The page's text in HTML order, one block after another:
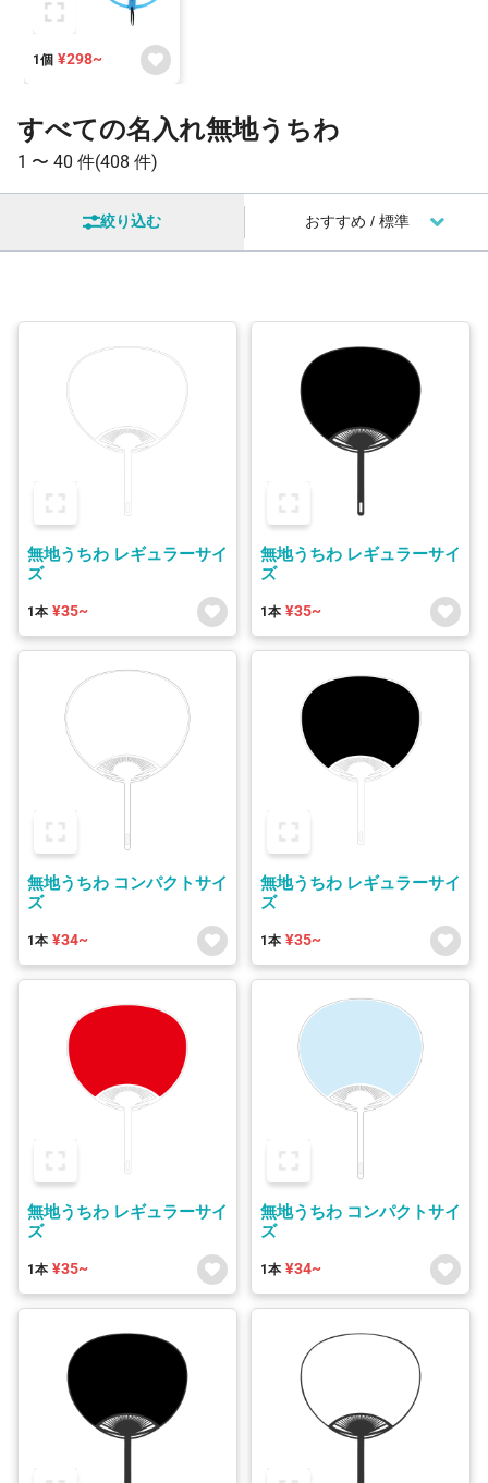
1個 ¥298~
すべての名入れ無地うちわ
1 〜 40 件(408 件)
絞り込む
無地うちわ レギュラーサイ
ズ
1本 ¥35~
無地うちわ レギュラーサイ
ズ
1本 ¥35~
無地うちわ コンパクトサイ
ズ
1本 ¥34~
無地うちわ レギュラーサイ
ズ
1本 ¥35~
無地うちわ レギュラーサイ
ズ
1本 ¥35~
無地うちわ コンパクトサイ
ズ
1本 ¥34~